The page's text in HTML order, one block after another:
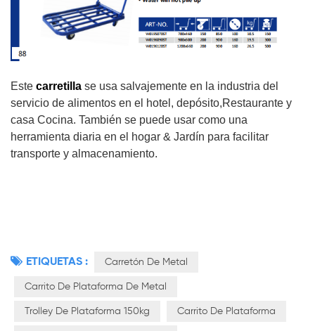
Este carretilla se usa salvajemente en la industria del
servicio de alimentos en el hotel, depósito,Restaurante y
casa Cocina. También se puede usar como una
herramienta diaria en el hogar & Jardín para facilitar
transporte y almacenamiento.
ETIQUETAS : Carretón De Metal
Carrito De Plataforma De Metal
Trolley De Plataforma 150kg Carrito De Plataforma